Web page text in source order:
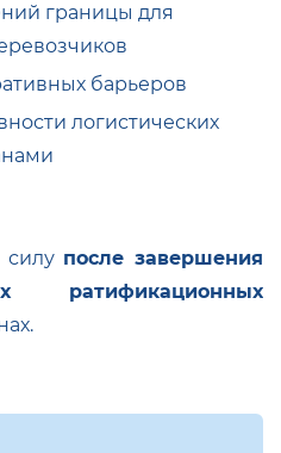
границы для
барьеров
логистических
после завершения
ратификационных